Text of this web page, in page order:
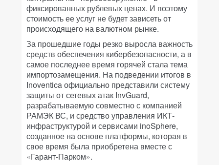
фиксированных рублевых ценах. И поэтому
стоимость ее услуг не будет зависеть от
происходящего на валютном рынке.
За прошедшие годы резко выросла важность
средств обеспечения кибербезопасности, а в
самое последнее время горячей стала тема
импортозамещения. На подведении итогов в
Inoventica официально представили систему
защиты от сетевых атак InvGuard,
разрабатываемую совместно с компанией
РАМЭК ВС, и средство управления ИКТ-
инфраструктурой и сервисами inoSphere,
созданное на основе платформы, которая в
свое время была приобретена вместе с
«Гарант-Парком».